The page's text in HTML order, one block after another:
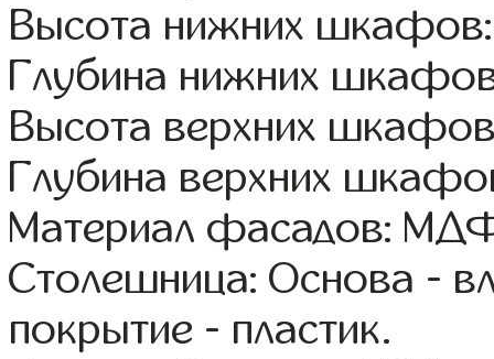
Высота нижних
Глубина нижних
Высота верхних
Глубина верхних
Материал фасадов:
Столешница: Основа -
покрытие - пластик.